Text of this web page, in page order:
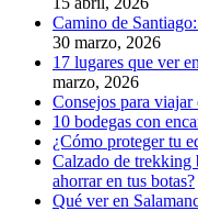
Camino de
30 marzo, 2026
17 lugares que ver
marzo, 2026
Consejos para viajar
10 bodegas con
¿Cómo proteger tu
Calzado de trekking
ahorrar en tus botas?
Qué ver en